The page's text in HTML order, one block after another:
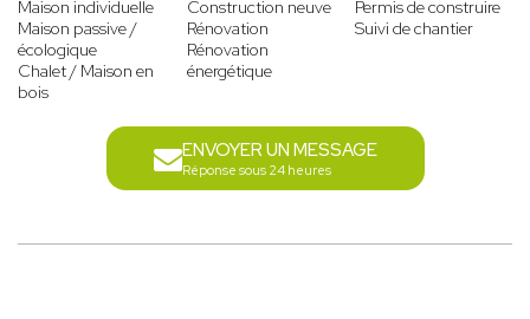
Maison individuelle
Maison passive /
écologique
Chalet / Maison en
bois
Construction neuve
Rénovation
Rénovation
énergétique
Permis de construire
Suivi de chantier
ENVOYER UN MESSAGE
Réponse sous 24 heures